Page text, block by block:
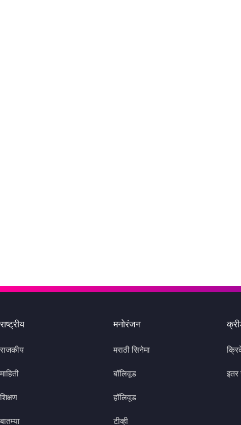
राष्ट्रीय
राजकीय
माहिती
शिक्षण
बातम्या
मनोरंजन
मराठी सिनेमा
बॉलिवूड
हॉलिवूड
टीव्ही